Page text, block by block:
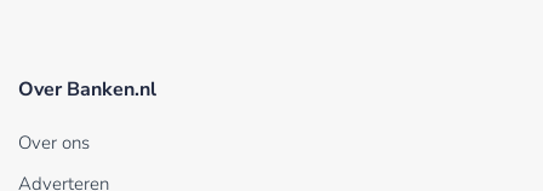
Over Banken.nl
Over ons
Adverteren